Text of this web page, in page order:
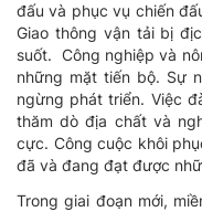
đấu và phục vụ chiến
Giao thông vận tải bị
suốt. Công nghiệp và
những mặt tiến bộ. Sự
ngừng phát triển. Việc
thăm dò địa chất và
cực. Công cuộc khôi
đã và đang đạt được
Trong giai đoạn mới,